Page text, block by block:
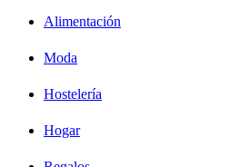
Alimentación
Moda
Hostelería
Hogar